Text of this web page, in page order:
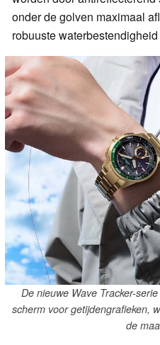
onder de golven maximaal
robuuste
De nieuwe Wave Tracker-
scherm voor getijdengrafieken,
de